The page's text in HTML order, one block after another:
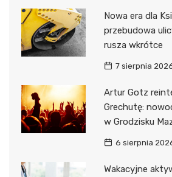
Nowa era dla
przebudowa
rusza wkrótce
7 sierpnia
Artur Gotz
Grechutę:
w Grodzisku
6 sierpnia
Wakacyjne